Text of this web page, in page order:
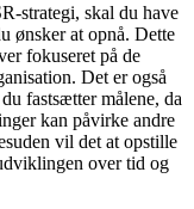
strategi, skal du have
ønsker at opnå. Dette
fokuseret på de
Det er også
fastsætter målene, da
kan påvirke andre
vil det at opstille
over tid og